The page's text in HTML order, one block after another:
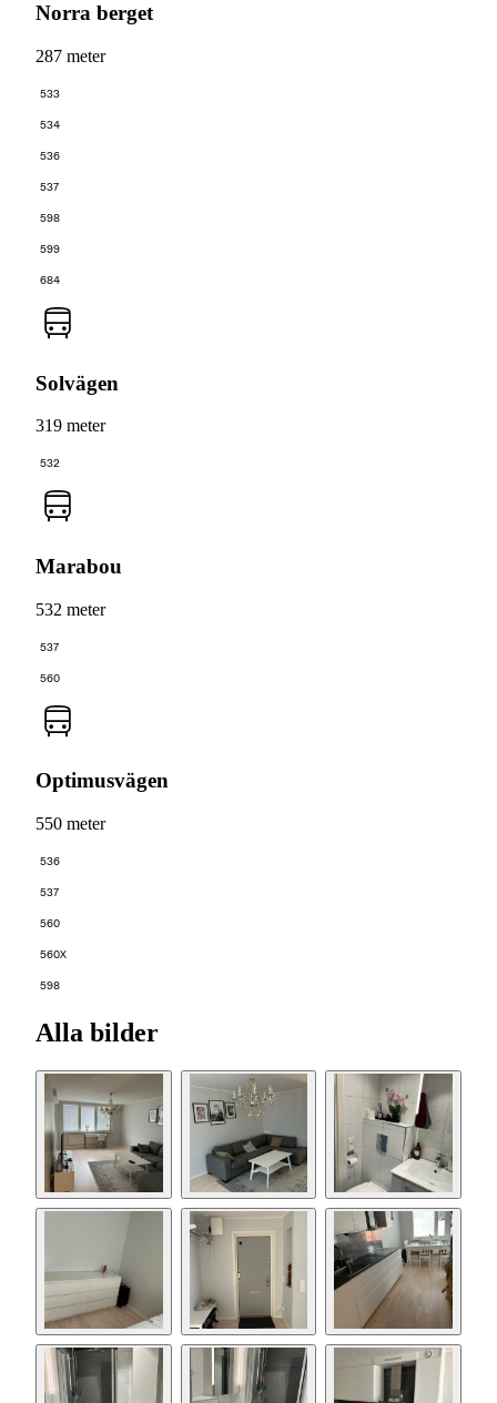
Norra berget
287 meter
533
534
536
537
598
599
684
Solvägen
319 meter
532
Marabou
532 meter
537
560
Optimusvägen
550 meter
536
537
560
560X
598
Alla bilder